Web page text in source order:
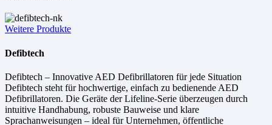
Weitere Produkte
Defibtech
Defibtech – Innovative AED Defibrillatoren für jede Situation
Defibtech steht für hochwertige, einfach zu bedienende AED
Defibrillatoren. Die Geräte der Lifeline-Serie überzeugen durch
intuitive Handhabung, robuste Bauweise und klare
Sprachanweisungen – ideal für Unternehmen, öffentliche